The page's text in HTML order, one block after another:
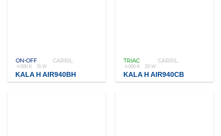
ON-OFF CARRIL
4 000 K 15 W
KALA H AIR940BH
TRIAC CARRIL
4 000 K 20 W
KALA H AIR940CB